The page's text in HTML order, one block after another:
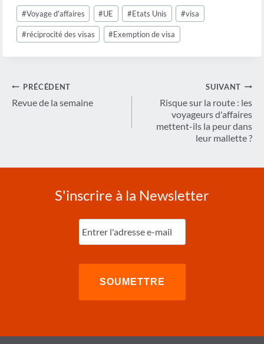
Étiquettes
de
la
publication :
#Voyage d'affaires #UE #Etats Unis #visa
#réciprocité des visas #Exemption de visa
Navigation
de
PRÉCÉDENT
Revue de la semaine
SUIVANT
Risque sur la route : les
voyageurs d'affaires
mettent-ils la peur dans
leur mallette ?
S'inscrire à la Newsletter
Entrez
l'e-
mail